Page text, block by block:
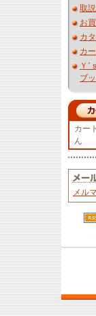
取
お
カ
カ
Ｙ
ブ
カー
ん
メル